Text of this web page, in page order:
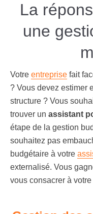
La
une
Votre entreprise fait
? Vous devez estimer
structure ? Vous
trouver un assistant
étape de la gestion
souhaitez pas
budgétaire à votre
externalisé. Vous
vous consacrer à